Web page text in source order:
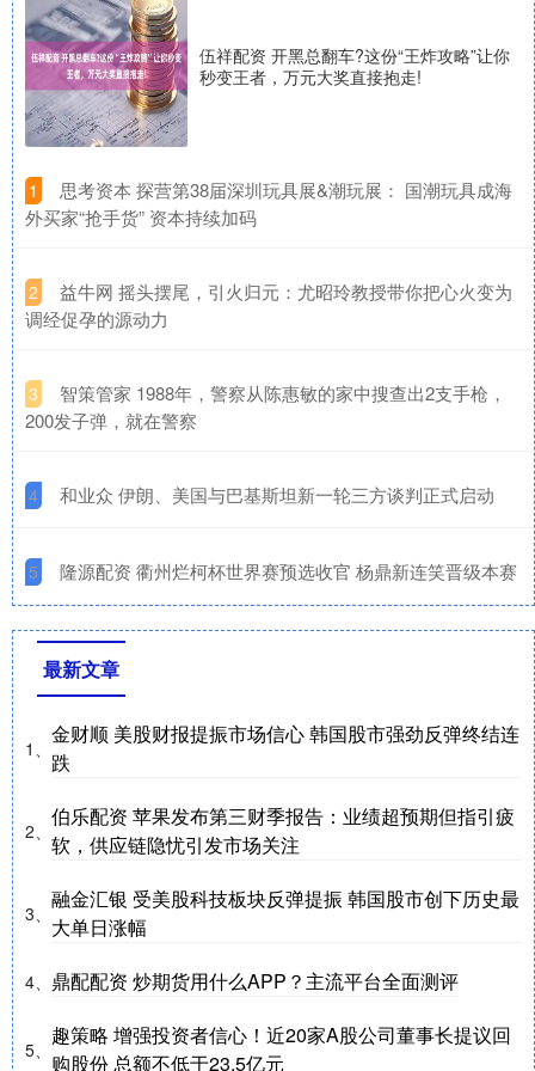
伍祥配资 开黑总翻车?这份“王炸攻略”让你
秒变王者，万元大奖直接抱走!
1
​思考资本 探营第38届深圳玩具展&潮玩展： 国潮玩具成海
外买家“抢手货” 资本持续加码
2
​益牛网 摇头摆尾，引火归元：尤昭玲教授带你把心火变为
调经促孕的源动力
3
​智策管家 1988年，警察从陈惠敏的家中搜查出2支手枪，
200发子弹，就在警察
4 ​和业众 伊朗、美国与巴基斯坦新一轮三方谈判正式启动
5 ​隆源配资 衢州烂柯杯世界赛预选收官 杨鼎新连笑晋级本赛
最新文章
1、
金财顺 美股财报提振市场信心 韩国股市强劲反弹终结连
跌
2、
伯乐配资 苹果发布第三财季报告：业绩超预期但指引疲
软，供应链隐忧引发市场关注
3、
融金汇银 受美股科技板块反弹提振 韩国股市创下历史最
大单日涨幅
4、 鼎配配资 炒期货用什么APP？主流平台全面测评
5、
趣策略 增强投资者信心！近20家A股公司董事长提议回
购股份 总额不低于23.5亿元